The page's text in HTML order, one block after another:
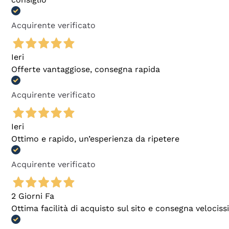
Acquirente verificato
Ieri
Offerte vantaggiose, consegna rapida
Acquirente verificato
Ieri
Ottimo e rapido, un’esperienza da ripetere
Acquirente verificato
2 Giorni Fa
Ottima facilità di acquisto sul sito e consegna